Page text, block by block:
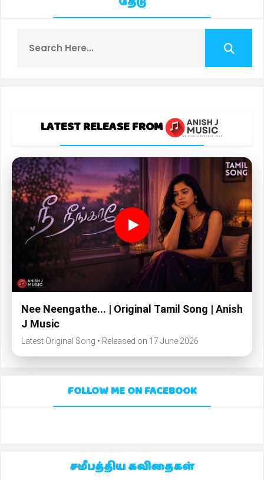
LATEST RELEASE FROM
Nee Neengathe... | Original Tamil Song | Anish
J Music
Latest Original Song • Released on 17 June 2026
FOLLOW ME ON FACEBOOK
சமீபத்திய கவிதைகள்